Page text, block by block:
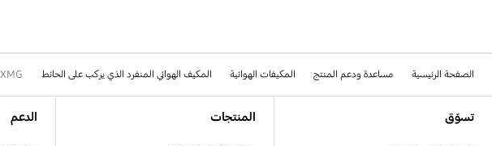
الصفحة الرئيسية مساعدة ودعم المنتج المكيفات الهوائية المكيف الهوائي المنفرد الذي يركب على الحائط
تسوّق المنتجات الدعم